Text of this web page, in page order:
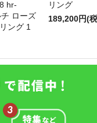
hr-
ローズ
ング 1
リング
189,200円(